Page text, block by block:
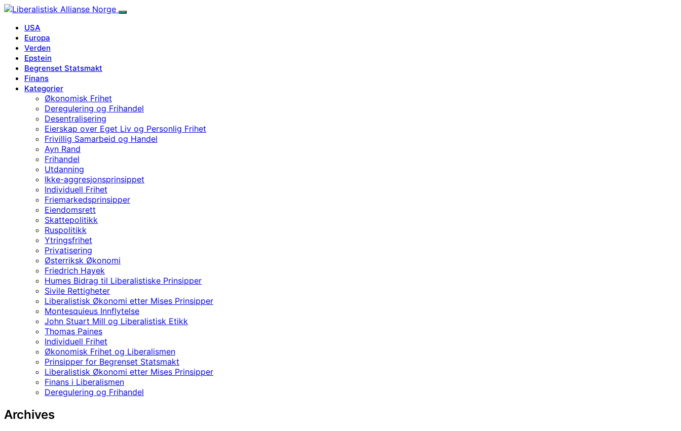
USA
Europa
Verden
Epstein
Begrenset Statsmakt
Finans
Kategorier
Økonomisk Frihet
Deregulering og Frihandel
Desentralisering
Eierskap over Eget Liv og Personlig Frihet
Frivillig Samarbeid og Handel
Ayn Rand
Frihandel
Utdanning
Ikke-aggresjonsprinsippet
Individuell Frihet
Friemarkedsprinsipper
Eiendomsrett
Skattepolitikk
Ruspolitikk
Ytringsfrihet
Privatisering
Østerriksk Økonomi
Friedrich Hayek
Humes Bidrag til Liberalistiske Prinsipper
Sivile Rettigheter
Liberalistisk Økonomi etter Mises Prinsipper
Montesquieus Innflytelse
John Stuart Mill og Liberalistisk Etikk
Thomas Paines
Individuell Frihet
Økonomisk Frihet og Liberalismen
Prinsipper for Begrenset Statsmakt
Liberalistisk Økonomi etter Mises Prinsipper
Finans i Liberalismen
Deregulering og Frihandel
Archives